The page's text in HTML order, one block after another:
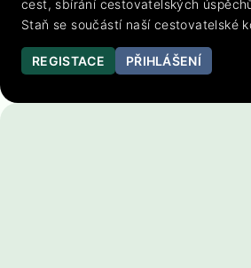
cest, sbírání cestovatelských
Staň se součástí naší cestovatelské
REGISTACE PŘIHLÁŠENÍ